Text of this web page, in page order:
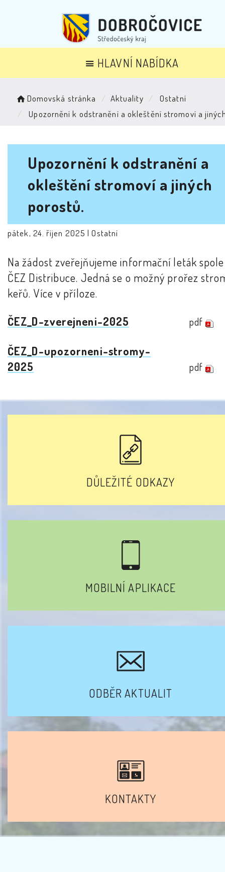
HLAVNÍ NABÍDKA
Domovská stránka Aktuality
Ostatní
Upozornění k odstranění a okleštění stromoví a
Upozornění k odstranění a
okleštění stromoví a jiných
porostů.
pátek, 24. říjen 2025 |Ostatní
Na žádost zveřejňujeme informační leták
ČEZ Distribuce. Jedná se o možný prořez
keřů. Více v příloze.
ČEZ_D-zverejneni-2025
pdf
ČEZ_D-upozorneni-stromy-
2025
pdf
DŮLEŽITÉ ODKAZY
MOBILNÍ APLIKACE
ODBĚR AKTUALIT
KONTAKTY